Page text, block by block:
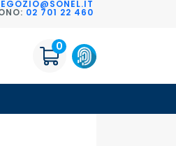
02 701 22 460
0